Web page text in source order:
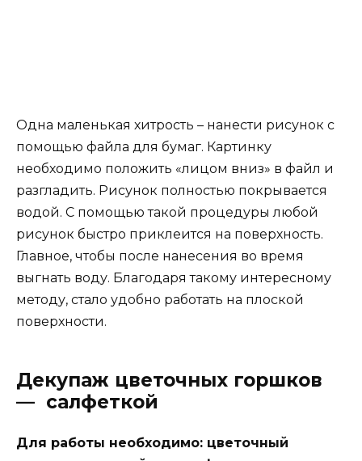
Одна маленькая хитрость – нанести рисунок с
помощью файла для бумаг. Картинку
необходимо положить «лицом вниз» в файл и
разгладить. Рисунок полностью покрывается
водой. С помощью такой процедуры любой
рисунок быстро приклеится на поверхность.
Главное, чтобы после нанесения во время
выгнать воду. Благодаря такому интересному
методу, стало удобно работать на плоской
поверхности.
Декупаж цветочных горшков
— салфеткой
Для работы необходимо: цветочный